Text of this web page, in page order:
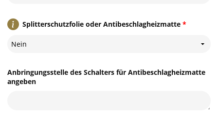
*
Splitterschutzfolie oder Antibeschlagheizmatte
Nein
Anbringungsstelle des Schalters für Antibeschlagheizmatte
angeben